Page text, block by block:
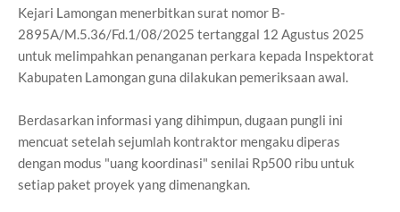
Kejari Lamongan menerbitkan surat nomor B-
2895A/M.5.36/Fd.1/08/2025 tertanggal 12 Agustus 2025
untuk melimpahkan penanganan perkara kepada Inspektorat
Kabupaten Lamongan guna dilakukan pemeriksaan awal.
Berdasarkan informasi yang dihimpun, dugaan pungli ini
mencuat setelah sejumlah kontraktor mengaku diperas
dengan modus "uang koordinasi" senilai Rp500 ribu untuk
setiap paket proyek yang dimenangkan.